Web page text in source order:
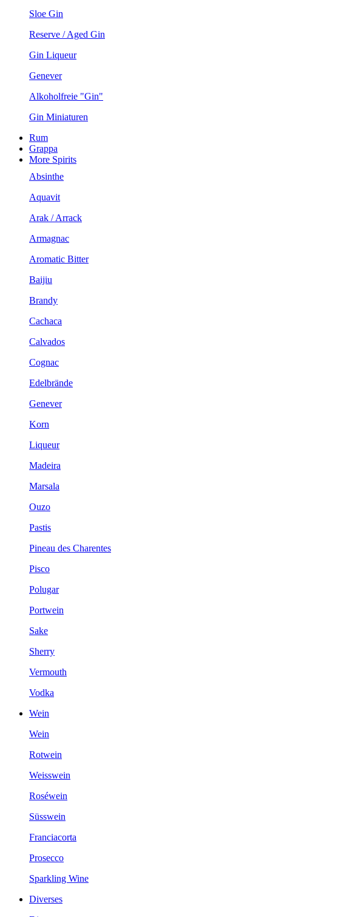
Sloe Gin
Reserve / Aged Gin
Gin Liqueur
Genever
Alkoholfreie "Gin"
Gin Miniaturen
Rum
Grappa
More Spirits
Absinthe
Aquavit
Arak / Arrack
Armagnac
Aromatic Bitter
Baijiu
Brandy
Cachaca
Calvados
Cognac
Edelbrände
Genever
Korn
Liqueur
Madeira
Marsala
Ouzo
Pastis
Pineau des Charentes
Pisco
Polugar
Portwein
Sake
Sherry
Vermouth
Vodka
Wein
Wein
Rotwein
Weisswein
Roséwein
Süsswein
Franciacorta
Prosecco
Sparkling Wine
Diverses